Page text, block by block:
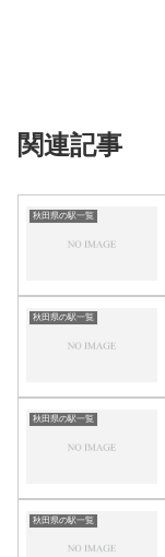
関連記事
秋田県の駅一覧
秋田県の駅一覧
秋田県の駅一覧
秋田県の駅一覧